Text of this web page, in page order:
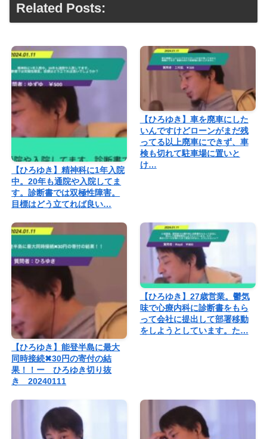
Related Posts:
【ひろゆき】精神科に1年入院
中。20年も通院や入院してま
す。診断書では双極性障害。
目標はどう立てれば良い…
【ひろゆき】車を廃車にした
いんですけどローンがまだ残
ってる以上廃車にできず、車
検も切れて駐車場に置いと
け…
【ひろゆき】能登半島に最大
同時接続✖︎30円の寄付の結
果！！ー ひろゆき切り抜
き 20240111
【ひろゆき】27歳営業。鬱気
味で心療内科に診断書をもら
って会社に提出して部署移動
をしようとしています。た…